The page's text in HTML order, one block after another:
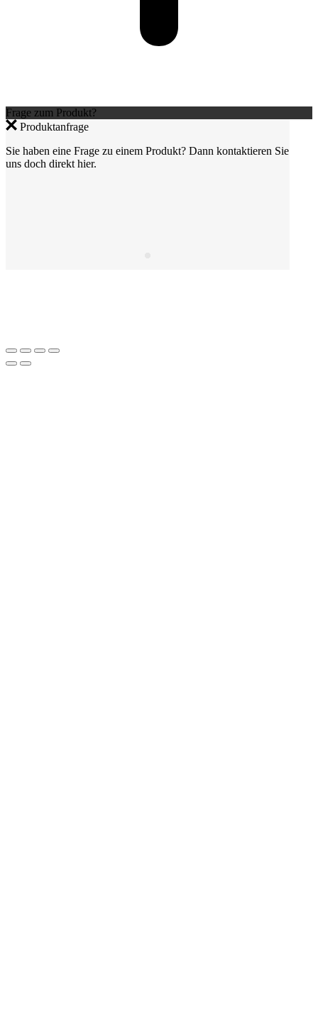
Frage zum Produkt?
Produktanfrage
Sie haben eine Frage zu einem Produkt? Dann kontaktieren Sie
uns doch direkt hier.